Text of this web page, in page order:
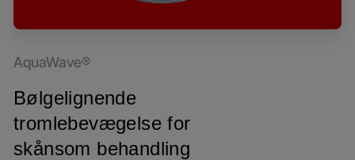
AquaWave®
Bølgelignende
tromlebevægelse for
skånsom behandling